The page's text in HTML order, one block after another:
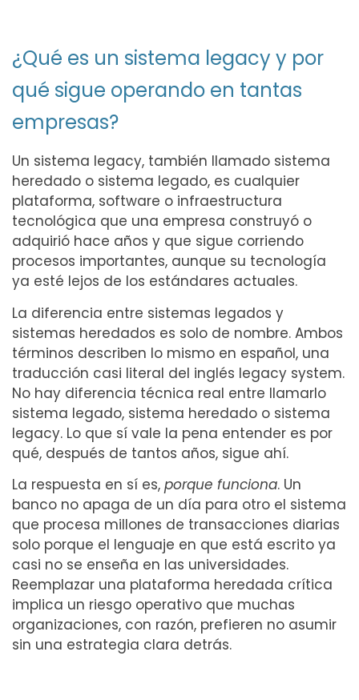
¿Qué es un sistema legacy y por
qué sigue operando en tantas
empresas?
Un sistema legacy, también llamado sistema
heredado o sistema legado, es cualquier
plataforma, software o infraestructura
tecnológica que una empresa construyó o
adquirió hace años y que sigue corriendo
procesos importantes, aunque su tecnología
ya esté lejos de los estándares actuales.
La diferencia entre sistemas legados y
sistemas heredados es solo de nombre. Ambos
términos describen lo mismo en español, una
traducción casi literal del inglés legacy system.
No hay diferencia técnica real entre llamarlo
sistema legado, sistema heredado o sistema
legacy. Lo que sí vale la pena entender es por
qué, después de tantos años, sigue ahí.
La respuesta en sí es, porque funciona. Un
banco no apaga de un día para otro el sistema
que procesa millones de transacciones diarias
solo porque el lenguaje en que está escrito ya
casi no se enseña en las universidades.
Reemplazar una plataforma heredada crítica
implica un riesgo operativo que muchas
organizaciones, con razón, prefieren no asumir
sin una estrategia clara detrás.